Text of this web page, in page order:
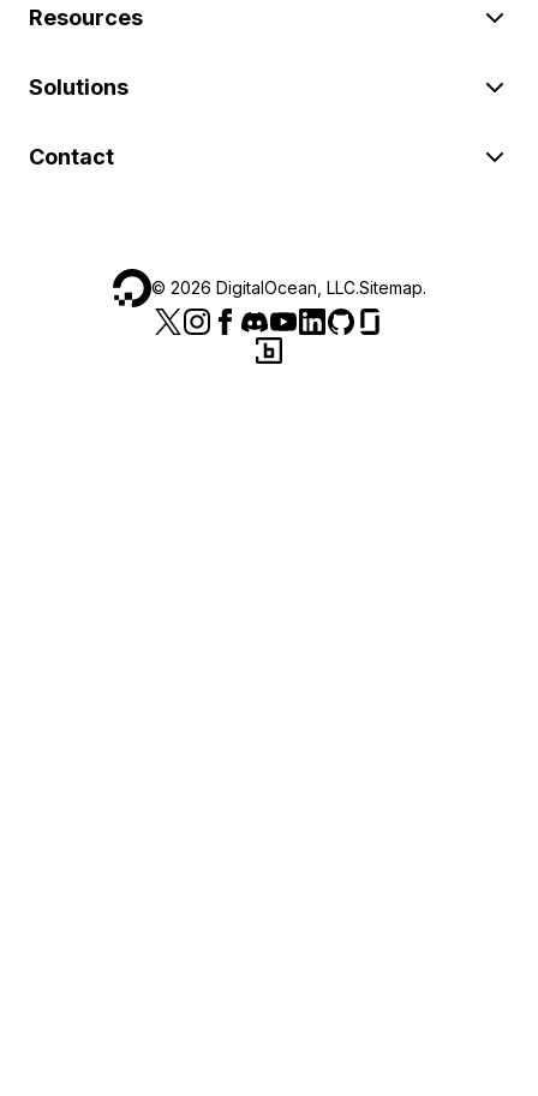
Resources
Solutions
Contact
© 2026 DigitalOcean, LLC.Sitemap.